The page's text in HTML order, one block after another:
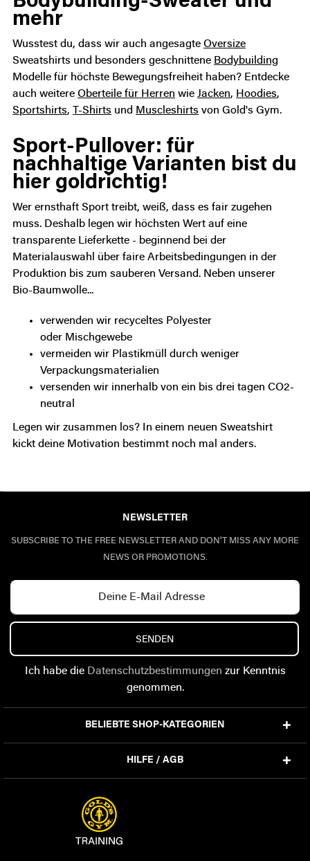
mehr
Wusstest du, dass wir auch angesagteOversize
Sweatshirts und besonders geschnittene Bodybuilding
Modelle für höchste Bewegungsfreiheit haben? Entdecke
auch weitereOberteile für Herren wieJacken, Hoodies,
Sportshirts, T-Shirts und Muscleshirts von Gold's Gym.
Sport-Pullover: für
nachhaltige Varianten bist du
hier goldrichtig!
Wer ernsthaft Sport treibt, weiß, dass es fair zugehen
muss. Deshalb legen wir höchsten Wert auf eine
transparente Lieferkette - beginnend bei der
Materialauswahl über faire Arbeitsbedingungen in der
Produktion bis zum sauberen Versand. Neben unserer
Bio-Baumwolle...
verwenden wir recyceltes Polyester
oder Mischgewebe
vermeiden wir Plastikmüll durchweniger
Verpackungsmaterialien
versenden wir innerhalb von ein bis drei tagenCO2-
neutral
Legen wir zusammen los? In einem neuen Sweatshirt
kickt deine Motivation bestimmt noch mal anders.
NEWSLETTER
SUBSCRIBE TO THE FREE NEWSLETTER AND DON'T MISS ANY MORE
NEWS OR PROMOTIONS.
SENDEN
Ich habe die Datenschutzbestimmungen zur Kenntnis
genommen.
BELIEBTE SHOP-KATEGORIEN
HILFE / AGB